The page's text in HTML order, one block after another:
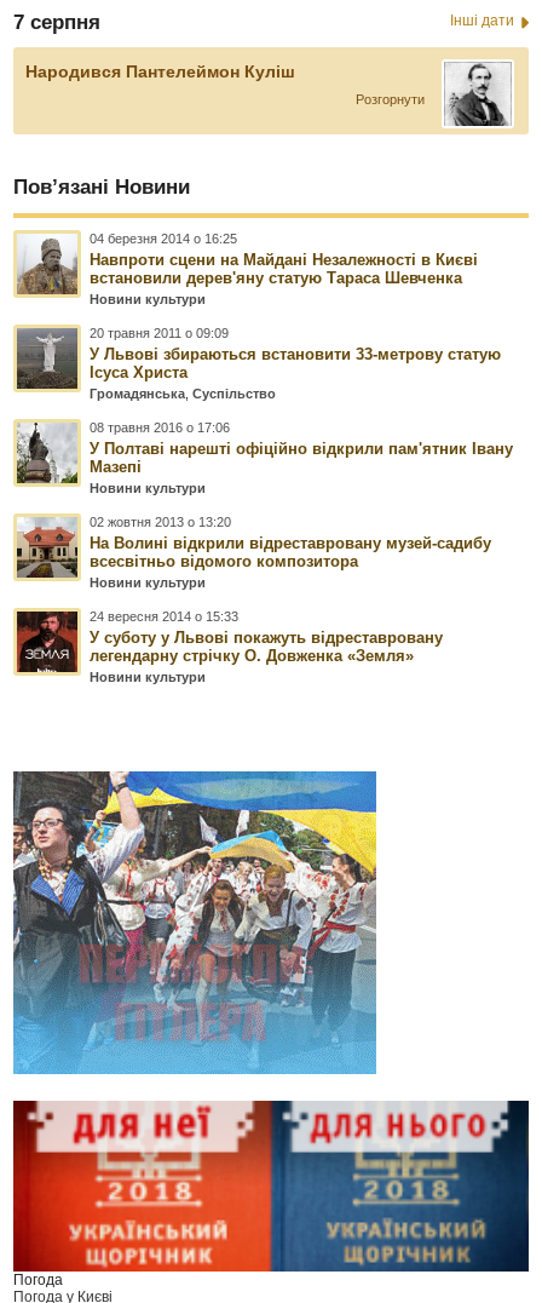
7 серпня Інші дати
Народився Пантелеймон Куліш
Розгорнути
Пов’язані Новини
04 березня 2014 о 16:25
Навпроти сцени на Майдані Незалежності в Києві
встановили дерев'яну статую Тараса Шевченка
Новини культури
20 травня 2011 о 09:09
У Львові збираються встановити 33-метрову статую
Ісуса Христа
Громадянська ,Суспільство
08 травня 2016 о 17:06
У Полтаві нарешті офіційно відкрили пам'ятник Івану
Мазепі
Новини культури
02 жовтня 2013 о 13:20
На Волині відкрили відреставровану музей-садибу
всесвітньо відомого композитора
Новини культури
24 вересня 2014 о 15:33
У суботу у Львові покажуть відреставровану
легендарну стрічку О. Довженка «Земля»
Новини культури
Погода
Погода у Києві